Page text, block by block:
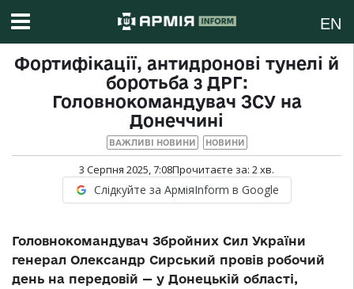
EN
Фортифікації, антидронові тунелі й
боротьба з ДРГ:
Головнокомандувач ЗСУ на
Донеччині
ВАЖЛИВІ НОВИНИ НОВИНИ
3 Серпня 2025, 7:08Прочитаєте за: 2хв.
Слідкуйте за АрміяInform в Google
Головнокомандувач Збройних Сил України
генерал Олександр Сирський провів робочий
день на передовій — у Донецькій області,